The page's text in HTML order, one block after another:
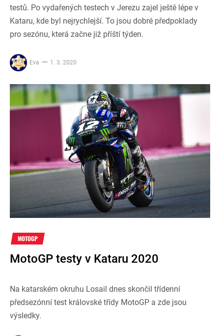
testů. Po vydařených testech v Jerezu zajel ještě lépe v
Kataru, kde byl nejrychlejší. To jsou dobré předpoklady
pro sezónu, která začne již příští týden.
Eva 1. 3. 2020
MOTOGP
MotoGP testy v Kataru 2020
Na katarském okruhu Losail dnes skončil třídenní
předsezónní test královské třídy MotoGP a zde jsou
výsledky.